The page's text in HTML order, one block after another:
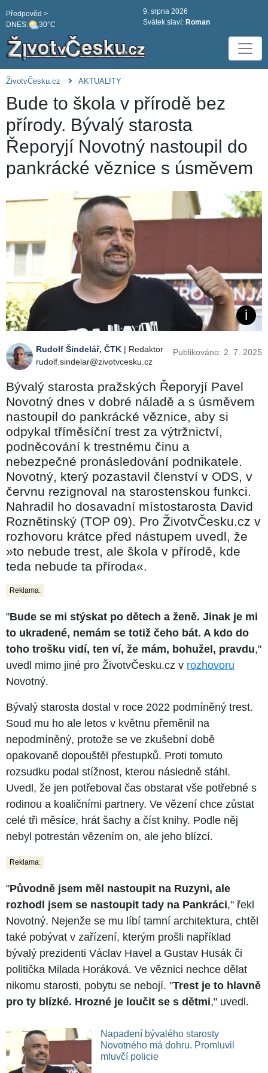
DNES: 30°C
Předpověd >
9. srpna 2026
Svátek slaví: Roman
ŽivotvČesku.cz AKTUALITY
Bude to škola v přírodě bez
přírody. Bývalý starosta
Řeporyjí Novotný nastoupil do
pankrácké věznice s úsměvem
Rudolf Šindelář, ČTK | Redaktor
rudolf.sindelar@zivotvcesku.cz
Publikováno: 2. 7. 2025
Bývalý starosta pražských Řeporyjí Pavel
Novotný dnes v dobré náladě a s úsměvem
nastoupil do pankrácké věznice, aby si
odpykal tříměsíční trest za výtržnictví,
podněcování k trestnému činu a
nebezpečné pronásledování podnikatele.
Novotný, který pozastavil členství v ODS, v
červnu rezignoval na starostenskou funkci.
Nahradil ho dosavadní místostarosta David
Roznětinský (TOP 09). Pro ŽivotvČesku.cz v
rozhovoru krátce před nástupem uvedl, že
»to nebude trest, ale škola v přírodě, kde
teda nebude ta příroda«.
Reklama:
"Bude se mi stýskat po dětech a ženě. Jinak je mi
to ukradené, nemám se totiž čeho bát. A kdo do
toho trošku vidí, ten ví, že mám, bohužel, pravdu,"
uvedl mimo jiné pro ŽivotvČesku.cz v rozhovoru
Novotný.
Bývalý starosta dostal v roce 2022 podmíněný trest.
Soud mu ho ale letos v květnu přeměnil na
nepodmíněný, protože se ve zkušební době
opakovaně dopouštěl přestupků. Proti tomuto
rozsudku podal stížnost, kterou následně stáhl.
Uvedl, že jen potřeboval čas obstarat vše potřebné s
rodinou a koaličními partnery. Ve vězení chce zůstat
celé tři měsíce, hrát šachy a číst knihy. Podle něj
nebyl potrestán vězením on, ale jeho blízcí.
Reklama:
"Původně jsem měl nastoupit na Ruzyni, ale
rozhodl jsem se nastoupit tady na Pankráci," řekl
Novotný. Nejenže se mu líbí tamní architektura, chtěl
také pobývat v zařízení, kterým prošli například
bývalý prezidenti Václav Havel a Gustav Husák či
politička Milada Horáková. Ve věznici nechce dělat
nikomu starosti, pobytu se nebojí. "Trest je to hlavně
pro ty blízké. Hrozné je loučit se s dětmi," uvedl.
Napadení bývalého starosty
Novotného má dohru. Promluvil
mluvčí policie